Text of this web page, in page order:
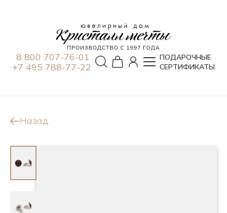
8 800 707-76-01
+7 495 788-77-22
ПОДАРОЧНЫЕ
СЕРТИФИКАТЫ
Назад